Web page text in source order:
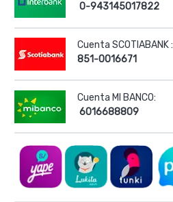
0-943145017822
Cuenta SCOTIABANK :
851-0016671
Cuenta MI BANCO:
6016688809